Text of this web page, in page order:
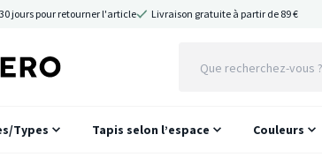
30 jours pour retourner l'article Livraison gratuite à partir de 89 €
Types Tapis selon l’espace Couleurs